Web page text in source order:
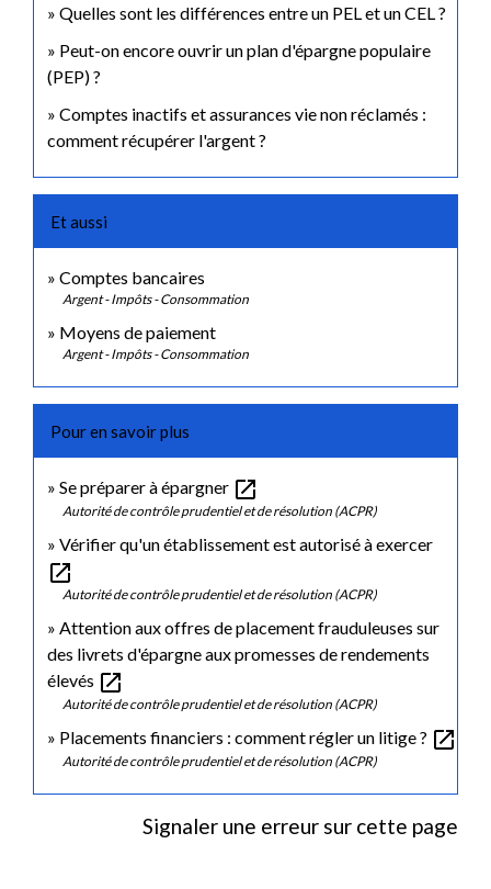
Quelles sont les différences entre un PEL et un CEL ?
Peut-on encore ouvrir un plan d'épargne populaire
(PEP) ?
Comptes inactifs et assurances vie non réclamés :
comment récupérer l'argent ?
Et aussi
Comptes bancaires
Argent - Impôts - Consommation
Moyens de paiement
Argent - Impôts - Consommation
Pour en savoir plus
Se préparer à épargner open_in_new
Autorité de contrôle prudentiel et de résolution (ACPR)
Vérifier qu'un établissement est autorisé à exercer
open_in_new
Autorité de contrôle prudentiel et de résolution (ACPR)
Attention aux offres de placement frauduleuses sur
des livrets d'épargne aux promesses de rendements
élevés open_in_new
Autorité de contrôle prudentiel et de résolution (ACPR)
Placements financiers : comment régler un litige ? open_in_new
Autorité de contrôle prudentiel et de résolution (ACPR)
Signaler une erreur sur cette page